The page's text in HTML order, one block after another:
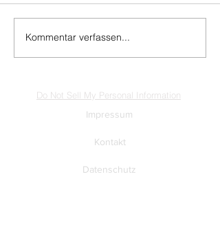
Kommentar verfassen...
Do Not Sell My Personal Information
Impressum
Kontakt
Datenschutz